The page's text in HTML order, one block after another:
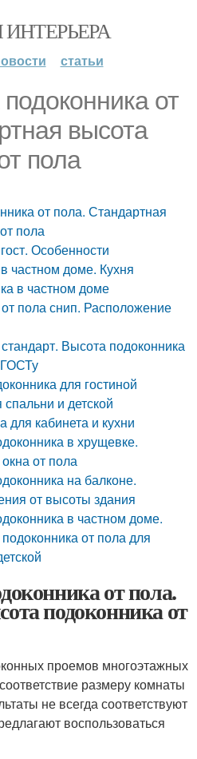
статьи
от
высота
пола
от пола. Стандартная
пола
Особенности
частном доме. Кухня
в частном доме
пола снип. Расположение
Высота подоконника
для гостиной
и детской
для кабинета и кухни
в хрущевке.
от пола
на балконе.
от высоты здания
в частном доме.
от пола для
от пола.
подоконника от
проемов многоэтажных
размеру комнаты
не всегда соответствуют
воспользоваться